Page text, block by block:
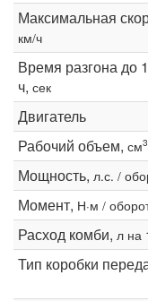
Максимальная
км/ч
Время разгона до
ч, сек
Двигатель
Рабочий объем, см3
Мощность, л.с. /
Момент, Н·м /
Расход комби, л на
Тип коробки